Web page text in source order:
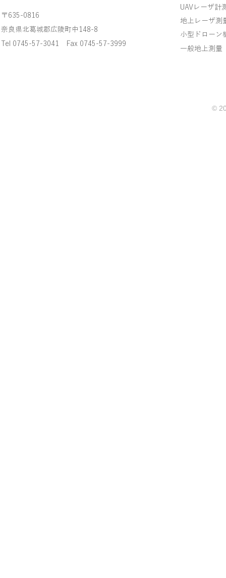
〒635-0816
奈良県北葛城郡広陵町中148-8
Tel 0745-57-3041 Fax 0745-57-3999
UAVレーザ計
地上レーザ測
小型ドローン
一般地上測量
©